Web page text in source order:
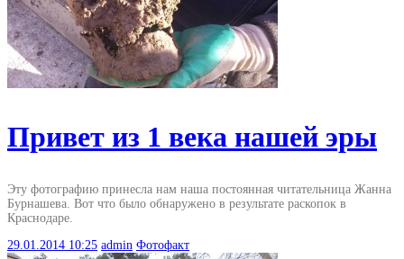
Привет из 1 века нашей эры
Эту фотографию принесла нам наша постоянная читательница Жанна
Бурнашева. Вот что было обнаружено в результате раскопок в
Краснодаре.
29.01.2014 10:25 admin Фотофакт